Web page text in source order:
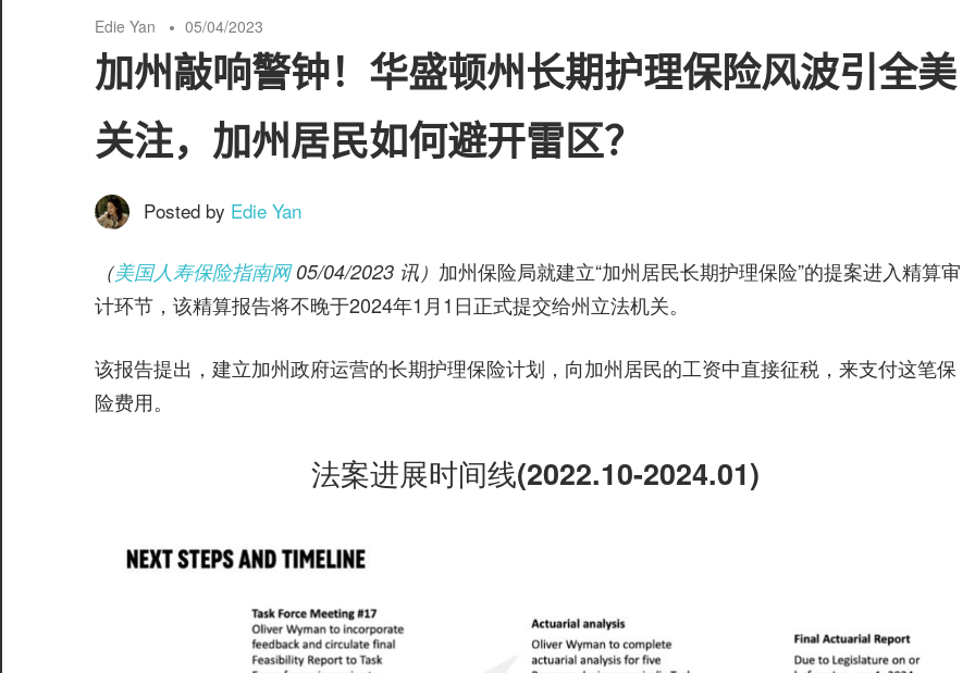
保
险
南
©️
险
理
财
务
区
Edie Yan 05/04/2023
加州敲响警钟！华盛顿州长期护理保险风波引全美
关注，加州居民如何避开雷区？
Posted by Edie Yan
（美国人寿保险指南网05/04/2023 讯） 加州保险局就建立“加州居民长期护理保险”的提案进入精算审
计环节，该精算报告将不晚于2024年1月1日正式提交给州立法机关。
该报告提出，建立加州政府运营的长期护理保险计划，向加州居民的工资中直接征税，来支付这笔保
险费用。
法案进展时间线(2022.10-2024.01)